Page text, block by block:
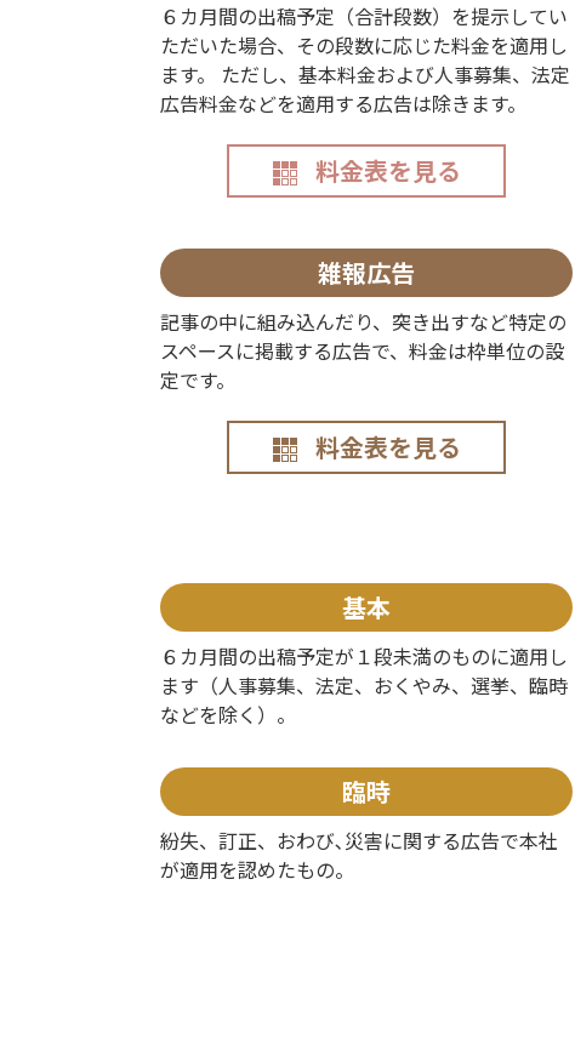
６カ月間の出稿予定（合計段数）を提示してい
ただいた場合、その段数に応じた料金を適用し
ます。 ただし、基本料金および人事募集、法定
広告料金などを適用する広告は除きます。
料金表を見る
雑報広告
記事の中に組み込んだり、突き出すなど特定の
スペースに掲載する広告で、料金は枠単位の設
定です。
料金表を見る
基本
６カ月間の出稿予定が１段未満のものに適用し
ます（人事募集、法定、おくやみ、選挙、臨時
などを除く）。
臨時
紛失、訂正、おわび､災害に関する広告で本社
が適用を認めたもの。